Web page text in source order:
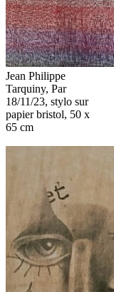
Jean Philippe
Tarquiny, Par
18/11/23, stylo sur
papier bristol, 50 x
65 cm